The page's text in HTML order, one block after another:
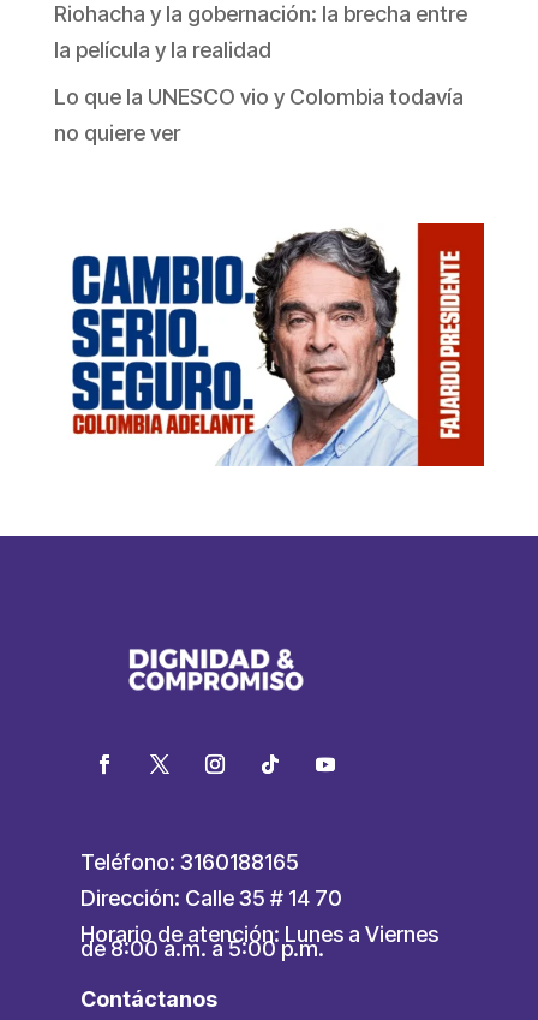
Riohacha y la gobernación: la brecha entre
la película y la realidad
Lo que la UNESCO vio y Colombia todavía
no quiere ver
Teléfono: 3160188165
Dirección: Calle 35 # 14 70
Horario de atención: Lunes a Viernes
de 8:00 a.m. a 5:00 p.m.
Contáctanos